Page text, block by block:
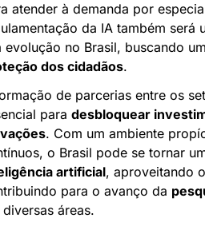
atender à demanda por
da IA também será
evolução no Brasil, buscando
dos cidadãos.
de parcerias entre os
para desbloquear
. Com um ambiente
o Brasil pode se tornar
artificial, aproveitando
para o avanço da
áreas.